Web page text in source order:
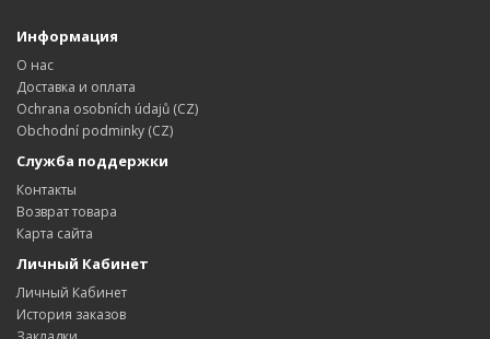
Информация
О нас
Доставка и оплата
Ochrana osobních údajů (CZ)
Obchodní podminky (CZ)
Служба поддержки
Контакты
Возврат товара
Карта сайта
Личный Кабинет
Личный Кабинет
История заказов